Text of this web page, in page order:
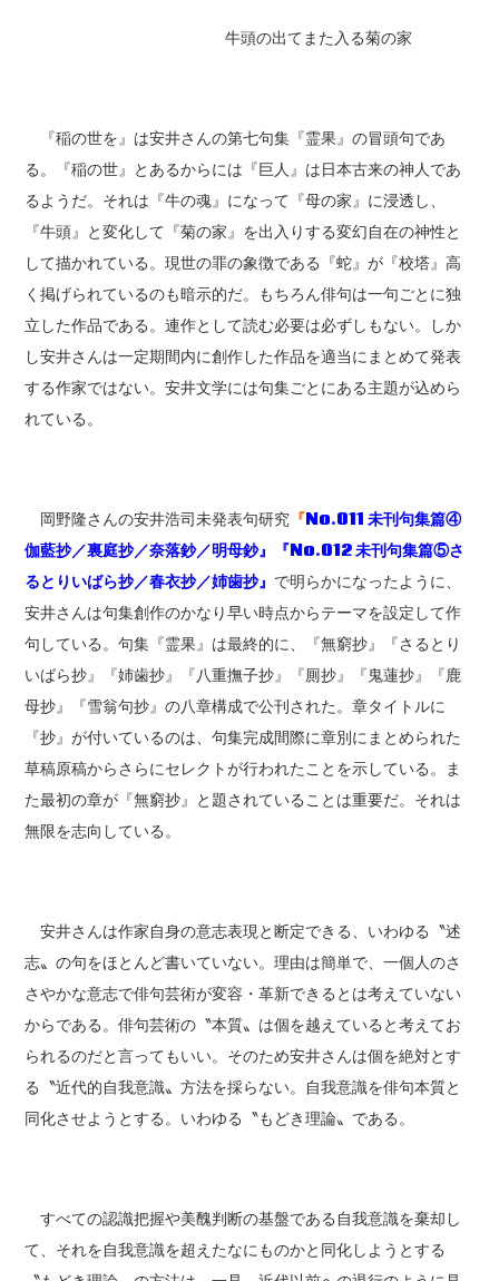
牛頭の出てまた入る菊の家
『稲の世を』は安井さんの第七句集『霊果』の冒頭句であ
る。『稲の世』とあるからには『巨人』は日本古来の神人であ
るようだ。それは『牛の魂』になって『母の家』に浸透し、
『牛頭』と変化して『菊の家』を出入りする変幻自在の神性と
して描かれている。現世の罪の象徴である『蛇』が『校塔』高
く掲げられているのも暗示的だ。もちろん俳句は一句ごとに独
立した作品である。連作として読む必要は必ずしもない。しか
し安井さんは一定期間内に創作した作品を適当にまとめて発表
する作家ではない。安井文学には句集ごとにある主題が込めら
れている。
岡野隆さんの安井浩司未発表句研究 『No.011 未刊句集篇④
伽藍抄／裏庭抄／奈落鈔／明母鈔』
『No.012 未刊句集篇⑤さ
るとりいばら抄／春衣抄／姉歯抄』 で明らかになったように、
安井さんは句集創作のかなり早い時点からテーマを設定して作
句している。句集『霊果』は最終的に、『無窮抄』『さるとり
いばら抄』『姉歯抄』『八重撫子抄』『厠抄』『鬼蓮抄』『鹿
母抄』『雪翁句抄』の八章構成で公刊された。章タイトルに
『抄』が付いているのは、句集完成間際に章別にまとめられた
草稿原稿からさらにセレクトが行われたことを示している。ま
た最初の章が『無窮抄』と題されていることは重要だ。それは
無限を志向している。
安井さんは作家自身の意志表現と断定できる、いわゆる〝述
志〟の句をほとんど書いていない。理由は簡単で、一個人のさ
さやかな意志で俳句芸術が変容・革新できるとは考えていない
からである。俳句芸術の〝本質〟は個を越えていると考えてお
られるのだと言ってもいい。そのため安井さんは個を絶対とす
る〝近代的自我意識〟方法を採らない。自我意識を俳句本質と
同化させようとする。いわゆる〝もどき理論〟である。
すべての認識把握や美醜判断の基盤である自我意識を棄却し
て、それを自我意識を超えたなにものかと同化しようとする